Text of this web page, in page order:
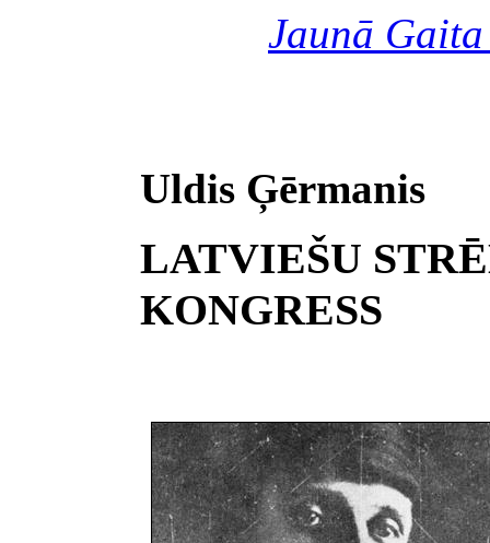
Jaunā Gaita
Uldis Ģērmanis
LATVIEŠU
KONGRESS